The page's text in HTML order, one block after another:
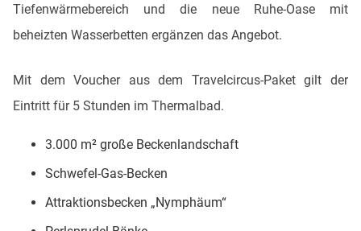
Tiefenwärmebereich und die neue Ruhe-Oase mit
beheizten Wasserbetten ergänzen das Angebot.
Mit dem Voucher aus dem Travelcircus-Paket gilt der
Eintritt für 5 Stunden im Thermalbad.
3.000 m² große Beckenlandschaft
Schwefel-Gas-Becken
Attraktionsbecken „Nymphäum“